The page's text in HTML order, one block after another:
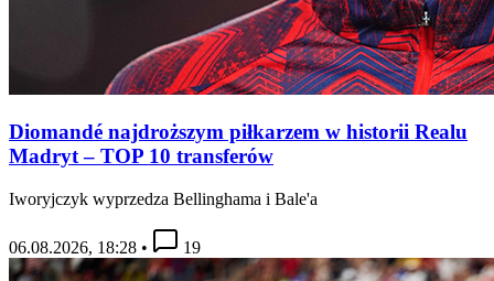
Diomandé najdroższym piłkarzem w historii Realu
Madryt – TOP 10 transferów
Iworyjczyk wyprzedza Bellinghama i Bale'a
06.08.2026, 18:28 • 19